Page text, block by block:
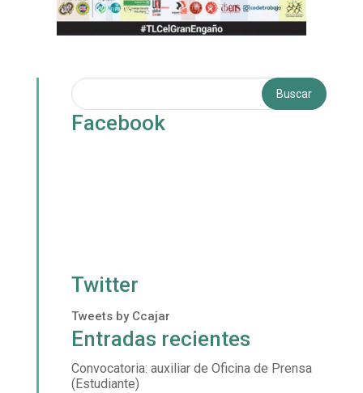
Facebook
Twitter
Tweets by Ccajar
Entradas recientes
Convocatoria: auxiliar de Oficina de Prensa
(Estudiante)